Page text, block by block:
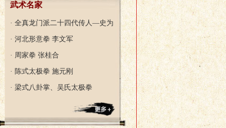
武术名家
· 全真龙门派二十四代传人—史为
· 河北形意拳 李文军
· 周家拳 张桂合
· 陈式太极拳 施元刚
· 梁式八卦掌、吴氏太极拳
2024